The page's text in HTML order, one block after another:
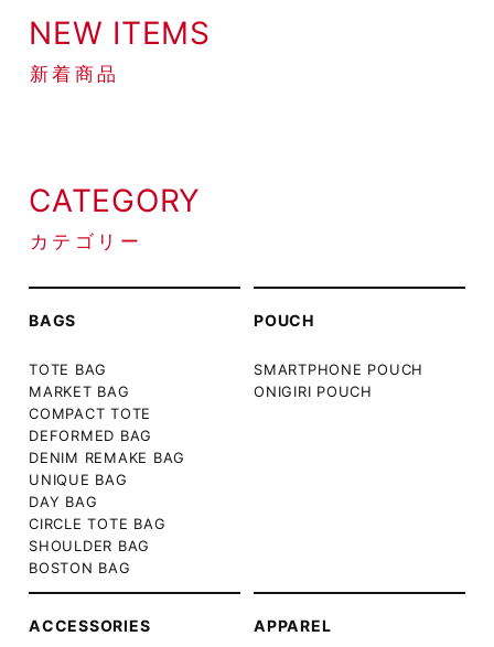
NEW ITEMS
新着商品
CATEGORY
カテゴリー
BAGS
TOTE BAG
MARKET BAG
COMPACT TOTE
DEFORMED BAG
DENIM REMAKE BAG
UNIQUE BAG
DAY BAG
CIRCLE TOTE BAG
SHOULDER BAG
BOSTON BAG
POUCH
SMARTPHONE POUCH
ONIGIRI POUCH
ACCESSORIES APPAREL